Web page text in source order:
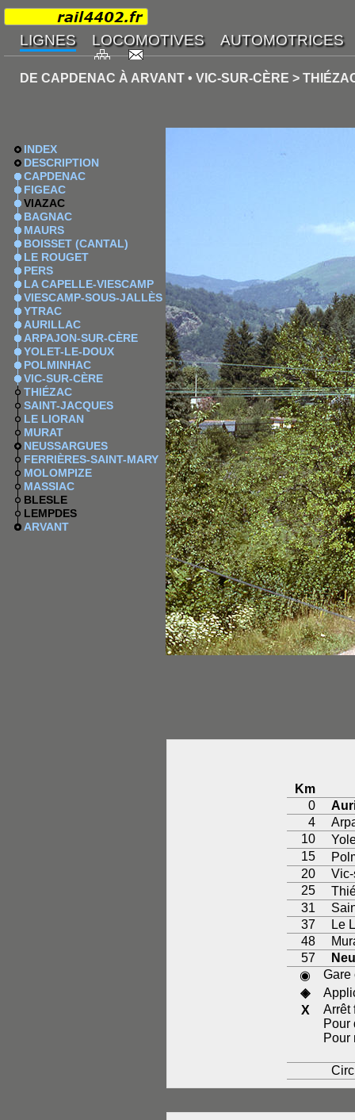
DE CAPDENAC À ARVANT • VIC-SUR-CÈRE >
INDEX
DESCRIPTION
CAPDENAC
FIGEAC
VIAZAC
BAGNAC
MAURS
BOISSET (CANTAL)
LE ROUGET
PERS
LA CAPELLE-VIESCAMP
VIESCAMP-SOUS-JALLÈS
YTRAC
AURILLAC
ARPAJON-SUR-CÈRE
YOLET-LE-DOUX
POLMINHAC
VIC-SUR-CÈRE
THIÉZAC
SAINT-JACQUES
LE LIORAN
MURAT
NEUSSARGUES
FERRIÈRES-SAINT-MARY
MOLOMPIZE
MASSIAC
BLESLE
LEMPDES
ARVANT
Km
0
4
10
15
20
25
31
37
Le
48
57
◉
Gare
◈
X
Arrêt
Pour
Pour